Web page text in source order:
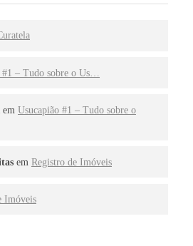
#1 – Tudo sobre o Us…
em Usucapião #1 – Tudo sobre o
em Registro de Imóveis
Imóveis